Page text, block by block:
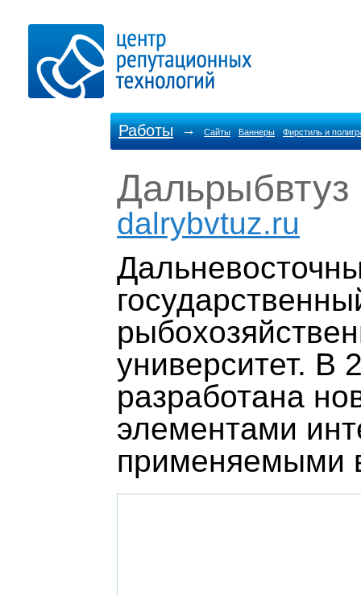
Работы → Сайты Баннеры Фирстиль и
Дальрыбвтуз
dalrybvtuz.ru
университет. В
разработана
элементами
применяемыми